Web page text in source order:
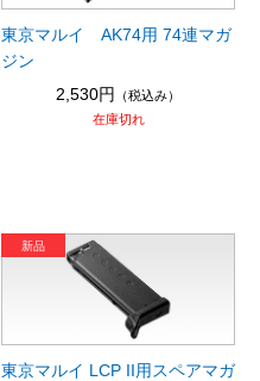
東京マルイ AK74用 74連マガ
ジン
2,530円
（税込み）
在庫切れ
東京マルイ LCP II用スペアマガ